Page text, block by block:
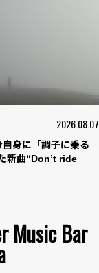
2026.08.07
身に「調子に乗る
新曲“Don’t ride
Music Bar